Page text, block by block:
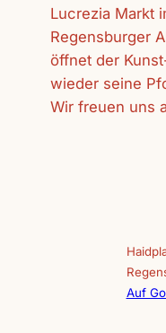
Lucrezia Markt
Regensburger
öffnet der
wieder seine
Wir freuen uns
Auf